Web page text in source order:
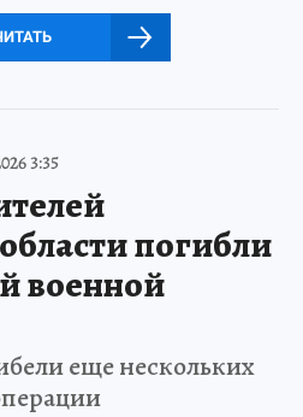
3:35
погибли
военной
еще нескольких